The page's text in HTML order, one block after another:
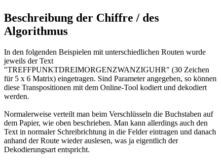
Beschreibung der Chiffre / des
Algorithmus
In den folgenden Beispielen mit unterschiedlichen Routen wurde
jeweils der Text
"TREFFPUNKTDREIMORGENZWANZIGUHR" (30 Zeichen
für 5 x 6 Matrix) eingetragen. Sind Parameter angegeben, so können
diese Transpositionen mit dem Online-Tool kodiert und dekodiert
werden.
Normalerweise verteilt man beim Verschlüsseln die Buchstaben auf
dem Papier, wie oben beschrieben. Man kann allerdings auch den
Text in normaler Schreibrichtung in die Felder eintragen und danach
anhand der Route wieder auslesen, was ja eigentlich der
Dekodierungsart entspricht.